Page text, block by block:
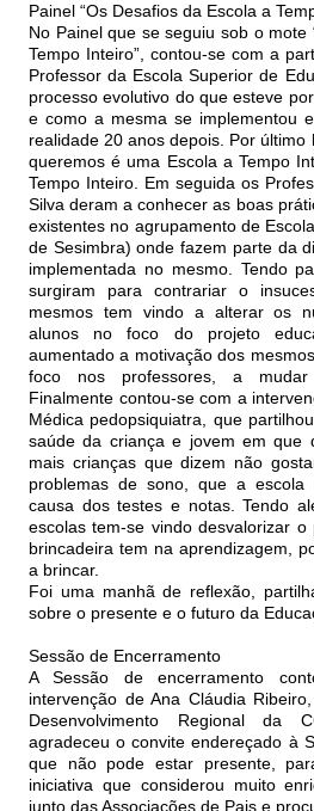
Painel “Os Desafios da Escola a
No Painel que se seguiu sob o mote
Tempo Inteiro”, contou-se com a
Professor da Escola Superior de
processo evolutivo do que esteve
e como a mesma se implementou
realidade 20 anos depois. Por
queremos é uma Escola a Tempo
Tempo Inteiro. Em seguida os
Silva deram a conhecer as boas
existentes no agrupamento de
de Sesimbra) onde fazem parte da
implementada no mesmo. Tendo
surgiram para contrariar o
mesmos tem vindo a alterar os
alunos no foco do projeto
aumentado a motivação dos
foco nos professores, a
Finalmente contou-se com a
Médica pedopsiquiatra, que
saúde da criança e jovem em que
mais crianças que dizem não
problemas de sono, que a escola
causa dos testes e notas. Tendo
escolas tem-se vindo desvalorizar
brincadeira tem na aprendizagem,
a brincar.
Foi uma manhã de reflexão,
sobre o presente e o futuro da
Sessão de Encerramento
A Sessão de encerramento
intervenção de Ana Cláudia
Desenvolvimento Regional da
agradeceu o convite endereçado à
que não pode estar presente,
iniciativa que considerou muito
junto das Associações de Pais e